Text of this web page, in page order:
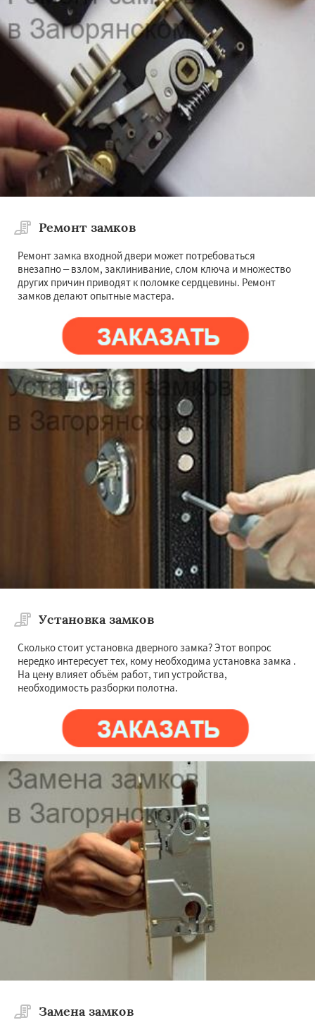
Ремонт замков
Ремонт замка входной двери может потребоваться
внезапно – взлом, заклинивание, слом ключа и множество
других причин приводят к поломке сердцевины. Ремонт
замков делают опытные мастера.
Установка замков
Сколько стоит установка дверного замка? Этот вопрос
нередко интересует тех, кому необходима установка замка .
На цену влияет объём работ, тип устройства,
необходимость разборки полотна.
Замена замков